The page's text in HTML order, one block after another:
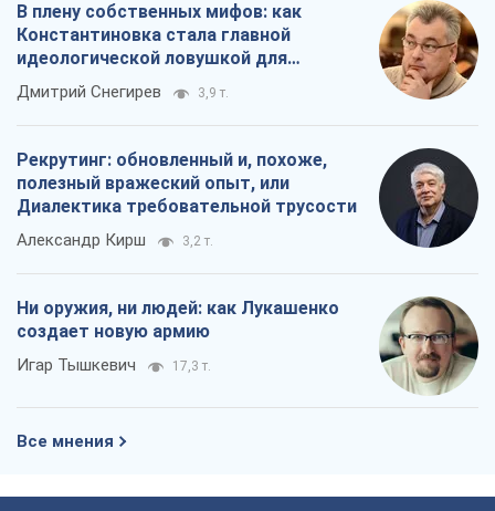
В плену собственных мифов: как
Константиновка стала главной
идеологической ловушкой для
российских оккупантов
Дмитрий Снегирев 3,9 т.
Рекрутинг: обновленный и, похоже,
полезный вражеский опыт, или
Диалектика требовательной трусости
Александр Кирш 3,2 т.
Ни оружия, ни людей: как Лукашенко
создает новую армию
Игар Тышкевич 17,3 т.
Все мнения